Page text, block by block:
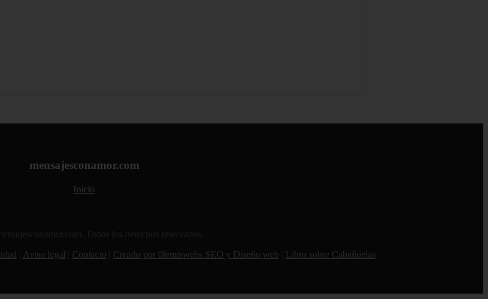
mensajesconamor.com
Inicio
Todos los derechos reservados.
Aviso legal Contacto Creado por 0lemiswebs SEO y Diseño web Libro sobre Cabañuelas